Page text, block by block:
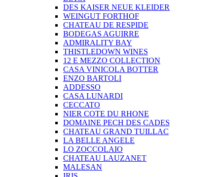
DES KAISER NEUE KLEIDER
WEINGUT FORTHOF
CHATEAU DE RESPIDE
BODEGAS AGUIRRE
ADMIRALITY BAY
THISTLEDOWN WINES
12 E MEZZO COLLECTION
CASA VINICOLA BOTTER
ENZO BARTOLI
ADDESSO
CASA LUNARDI
CECCATO
NIER COTE DU RHONE
DOMAINE PECH DES CADES
CHATEAU GRAND TUILLAC
LA BELLE ANGELE
LO ZOCCOLAIO
CHATEAU LAUZANET
MALESAN